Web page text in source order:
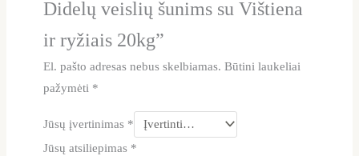
Didelų veislių šunims su Vištiena
ir ryžiais 20kg”
El. pašto adresas nebus skelbiamas. Būtini laukeliai
pažymėti *
Jūsų įvertinimas *
Jūsų atsiliepimas *